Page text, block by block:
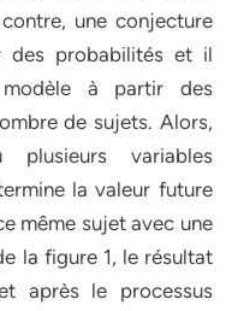
une conjecture
des probabilités et il
modèle à partir des
de sujets. Alors,
variables
la valeur future
même sujet avec une
la figure 1, le résultat
après le processus